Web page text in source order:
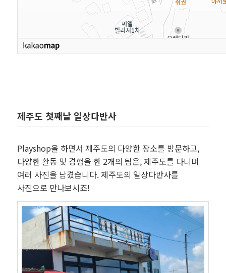
제주도 첫째날 일상다반사
Playshop을 하면서 제주도의 다양한 장소를 방문하고,
다양한 활동 및 경험을 한 2개의 팀은, 제주도를 다니며
여러 사진을 남겼습니다. 제주도의 일상다반사를
사진으로 만나보시죠!